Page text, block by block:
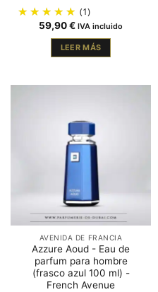
(1)
59,90€ IVA incluido
LEER MÁS
AVENIDA DE FRANCIA
Azzure Aoud - Eau de
parfum para hombre
(frasco azul 100 ml) -
French Avenue